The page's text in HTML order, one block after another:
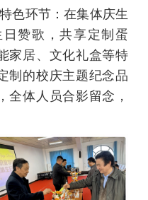
色环节：在集体庆生
赞歌，共享定制蛋
家居、文化礼盒等特
制的校庆主题纪念品
全体人员合影留念，